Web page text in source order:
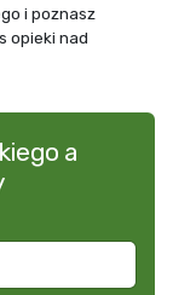
i poznasz
opieki nad
a